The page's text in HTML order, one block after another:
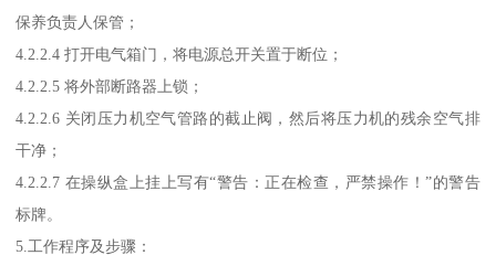
保养负责人保管；
4.2.2.4 打开电气箱门，将电源总开关置于断位；
4.2.2.5 将外部断路器上锁；
4.2.2.6 关闭压力机空气管路的截止阀，然后将压力机的残余空气排
干净；
4.2.2.7 在操纵盒上挂上写有“警告：正在检查，严禁操作！”的警告
标牌。
5.工作程序及步骤：